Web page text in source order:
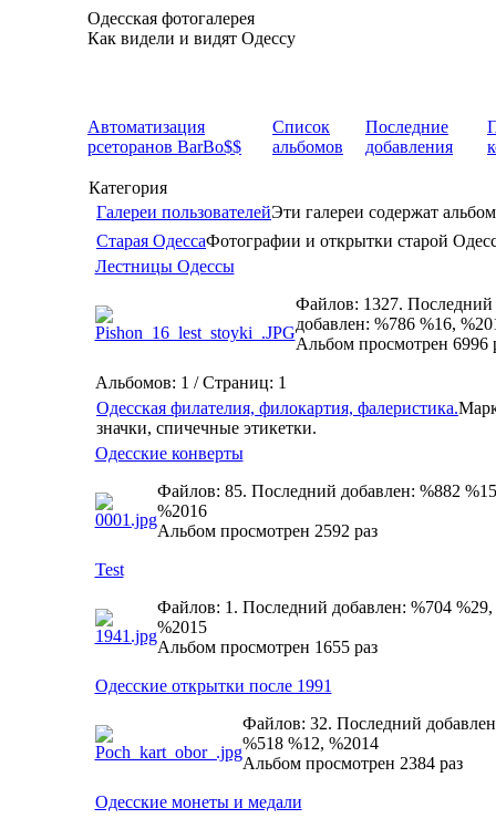
Одесская фотогалерея
Как видели и видят Одессу
Автоматизация
рсеторанов BarBo$$
Список
альбомов
Последние
добавления
Категория
Галереи пользователейЭти галереи содержат
Старая ОдессаФотографии и открытки старой
Лестницы Одессы
Файлов: 1327. Последний
добавлен: %786 %16,
Альбом просмотрен 6996
Альбомов: 1 / Страниц: 1
Одесская филателия, филокартия, фалеристика.
значки, спичечные этикетки.
Одесские конверты
Файлов: 85. Последний добавлен: %882
%2016
Альбом просмотрен 2592 раз
Test
Файлов: 1. Последний добавлен: %704 %29,
%2015
Альбом просмотрен 1655 раз
Одесские открытки после 1991
Файлов: 32. Последний
%518 %12, %2014
Альбом просмотрен 2384 раз
Одесские монеты и медали